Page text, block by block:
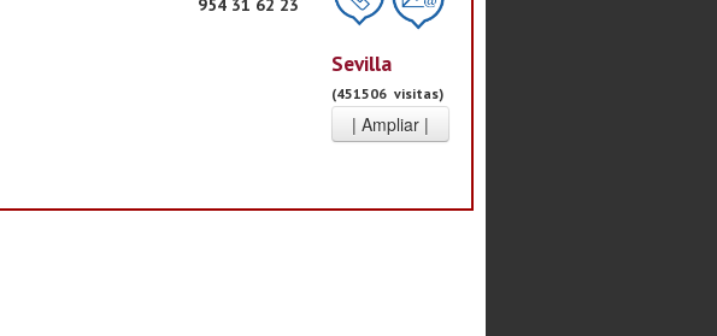
954 31 62 23
Sevilla
(451506 visitas)